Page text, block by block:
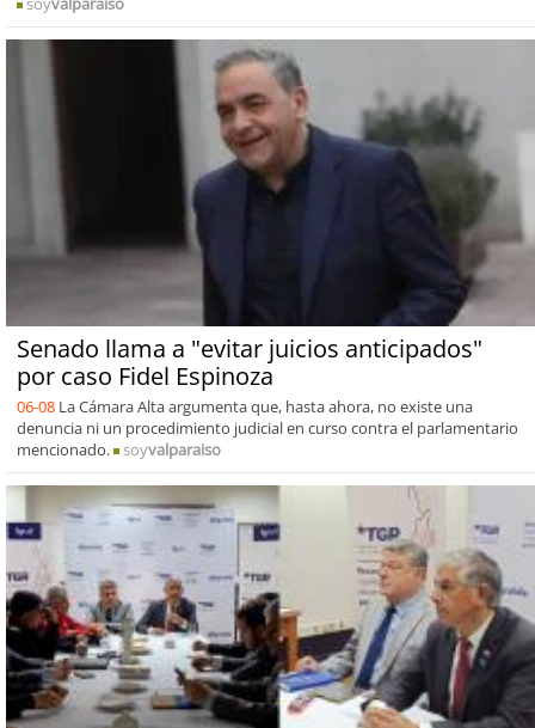
Senado llama a "evitar juicios anticipados"
por caso Fidel Espinoza
06-08 La Cámara Alta argumenta que, hasta ahora, no existe una
denuncia ni un procedimiento judicial en curso contra el parlamentario
mencionado.
soyvalparaiso